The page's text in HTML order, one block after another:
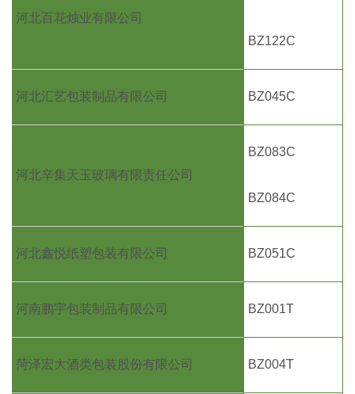
河北百花烛业有限公司
BZ122C
河北汇艺包装制品有限公司 BZ045C
河北辛集天玉玻璃有限责任公司
BZ083C
BZ084C
河北鑫悦纸塑包装有限公司 BZ051C
河南鹏宇包装制品有限公司 BZ001T
菏泽宏大酒类包装股份有限公司 BZ004T